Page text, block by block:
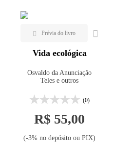
Interciência (2)
Outras Expressões (1)
Planta (2)
UFPR (2)
Vida ecológica
Osvaldo da Anunciação
Teles e outros
(0)
R$ 55,00
(-3% no depósito ou PIX)